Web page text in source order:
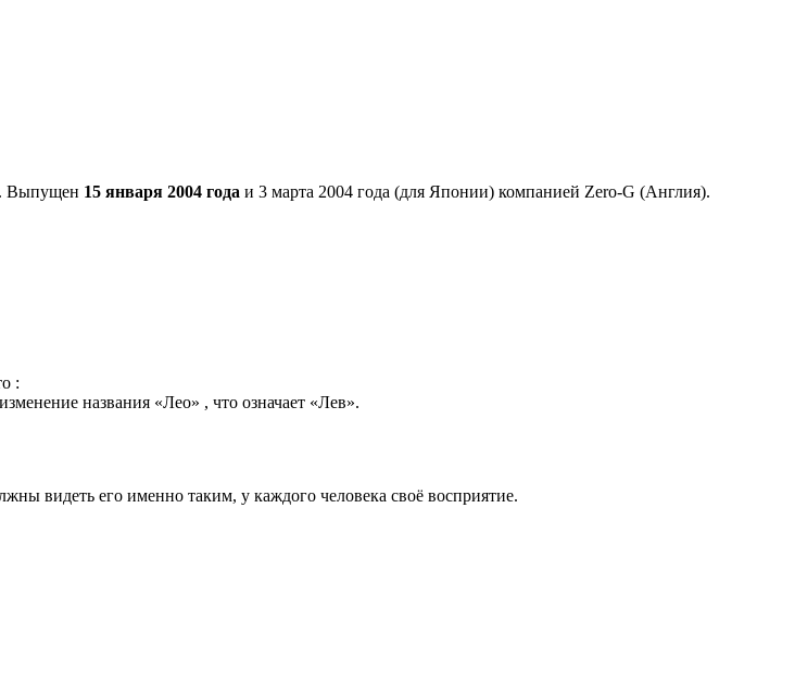
Выпущен 15 января 2004 года и 3 марта 2004 года (для Японии) компанией Zero-G (Англия).
:
названия «Лео» , что означает «Лев».
видеть его именно таким, у каждого человека своё восприятие.